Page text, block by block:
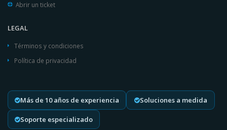
Abrir un ticket
LEGAL
Términos y condiciones
Política de privacidad
Más de 10 años de experiencia Soluciones a medida
Soporte especializado